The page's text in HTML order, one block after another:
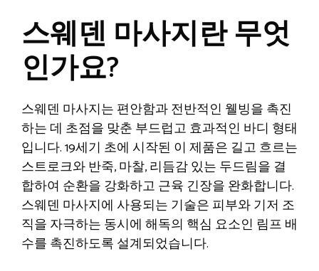
스웨덴 마사지란 무엇
인가요?
스웨덴 마사지는 편안함과 전반적인 웰빙을 촉진
하는 데 초점을 맞춘 부드럽고 효과적인 바디 형태
입니다. 19세기 초에 시작된 이 제품은 길고 흐르는
스트로크와 반죽, 마찰, 리듬감 있는 두드림을 결
합하여 순환을 강화하고 근육 긴장을 완화합니다.
스웨덴 마사지에 사용되는 기술은 피부와 기저 조
직을 자극하는 동시에 해독의 핵심 요소인 림프 배
수를 촉진하도록 설계되었습니다.